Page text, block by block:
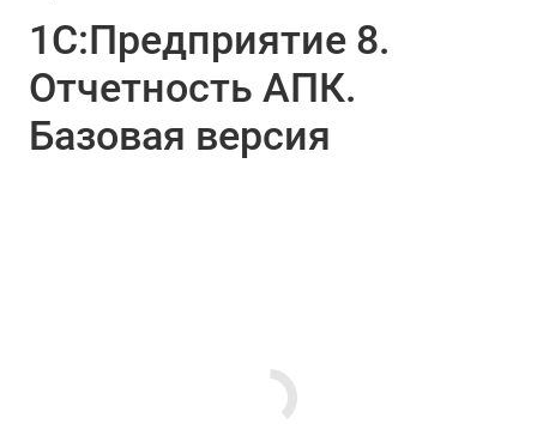
1С:Предприятие 8.
Отчетность АПК.
Базовая версия